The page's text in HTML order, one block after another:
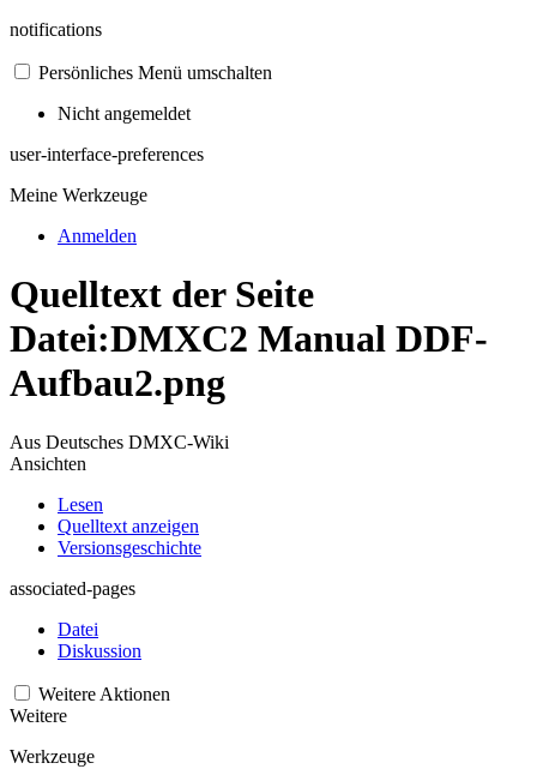
notifications
Persönliches Menü umschalten
Nicht angemeldet
user-interface-preferences
Meine Werkzeuge
Anmelden
Quelltext der Seite
Datei:DMXC2 Manual DDF-
Aufbau2.png
Aus Deutsches DMXC-Wiki
Ansichten
Lesen
Quelltext anzeigen
Versionsgeschichte
associated-pages
Datei
Diskussion
Weitere Aktionen
Weitere
Werkzeuge